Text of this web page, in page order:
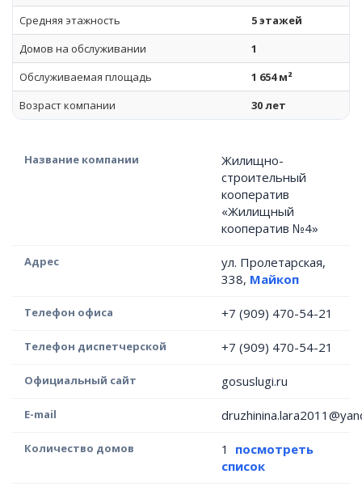
Средняя этажность
5 этажей
Домов на обслуживании
1
Обслуживаемая площадь
1 654 м²
Возраст компании
30 лет
Название компании
Жилищно-
строительный
кооператив
«Жилищный
кооператив №4»
Адрес
ул. Пролетарская,
338, Майкоп
Телефон офиса +7 (909) 470-54-21
Телефон диспетчерской +7 (909) 470-54-21
Официальный сайт gosuslugi.ru
E-mail
Количество домов 1 посмотреть
список